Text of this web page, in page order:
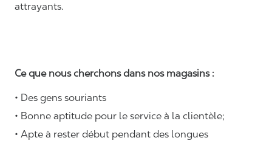
attrayants.
Ce que nous cherchons dans nos magasins :
• Des gens souriants
• Bonne aptitude pour le service à la clientèle;
• Apte à rester début pendant des longues